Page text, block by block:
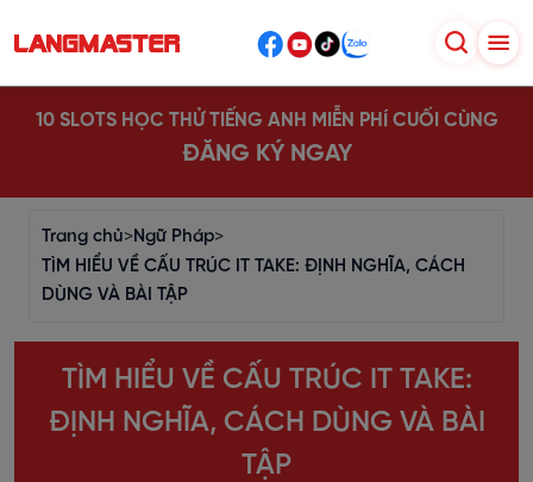
10 SLOTS HỌC THỬ TIẾNG ANH MIỄN PHÍ CUỐI CÙNG
ĐĂNG KÝ NGAY
Trang chủ>Ngữ Pháp>
TÌM HIỂU VỀ CẤU TRÚC IT TAKE: ĐỊNH NGHĨA, CÁCH
DÙNG VÀ BÀI TẬP
TÌM HIỂU VỀ CẤU TRÚC IT TAKE:
ĐỊNH NGHĨA, CÁCH DÙNG VÀ BÀI
TẬP